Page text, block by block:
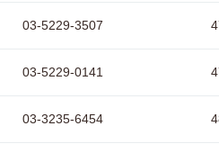
03-5229-3507
03-5229-0141
03-3235-6454